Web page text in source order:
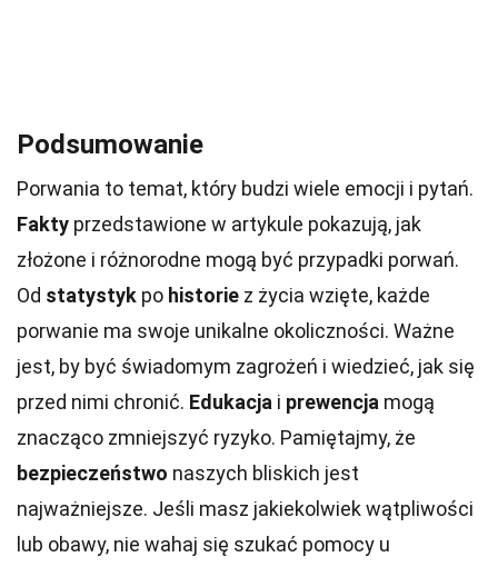
Podsumowanie
Porwania to temat, który budzi wiele emocji i pytań.
Fakty przedstawione w artykule pokazują, jak
złożone i różnorodne mogą być przypadki porwań.
Od statystyk po historie z życia wzięte, każde
porwanie ma swoje unikalne okoliczności. Ważne
jest, by być świadomym zagrożeń i wiedzieć, jak się
przed nimi chronić. Edukacja i prewencja mogą
znacząco zmniejszyć ryzyko. Pamiętajmy, że
bezpieczeństwo naszych bliskich jest
najważniejsze. Jeśli masz jakiekolwiek wątpliwości
lub obawy, nie wahaj się szukać pomocy u